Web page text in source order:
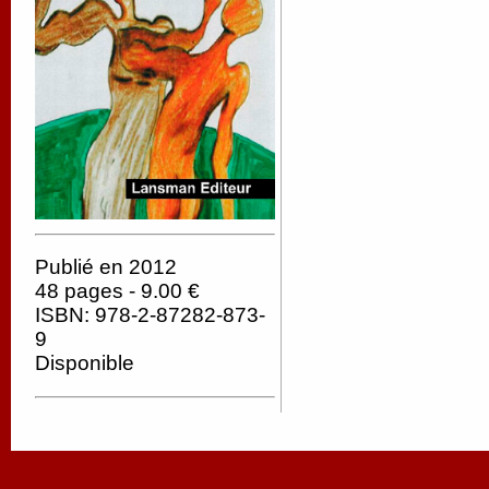
Publié en 2012
48 pages - 9.00 €
ISBN: 978-2-87282-873-
9
Disponible